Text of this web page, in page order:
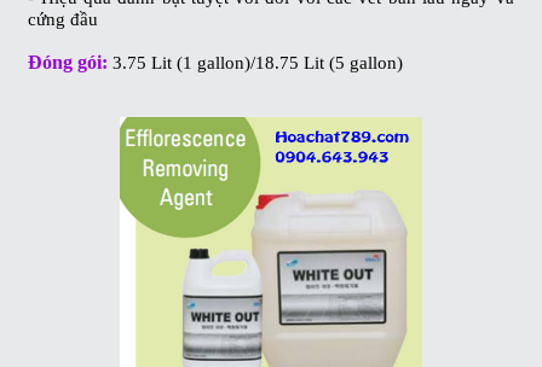
cứng đầu
Đóng gói: 3.75 Lit (1 gallon)/18.75 Lit (5 gallon)